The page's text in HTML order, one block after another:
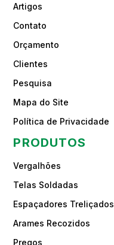
Artigos
Contato
Orçamento
Clientes
Pesquisa
Mapa do Site
Política de Privacidade
PRODUTOS
Vergalhões
Telas Soldadas
Espaçadores Treliçados
Arames Recozidos
Pregos